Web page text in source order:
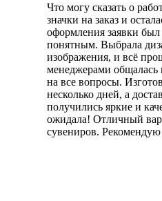
Что могу сказать о
значки на заказ и
оформления заявки
понятным. Выбрала
изображения, и всё
менеджерами общалась
на все вопросы.
несколько дней, а
получились яркие и
ожидала! Отличный
сувениров.